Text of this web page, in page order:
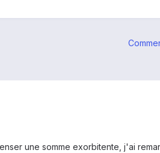
une somme exorbitente, j'ai